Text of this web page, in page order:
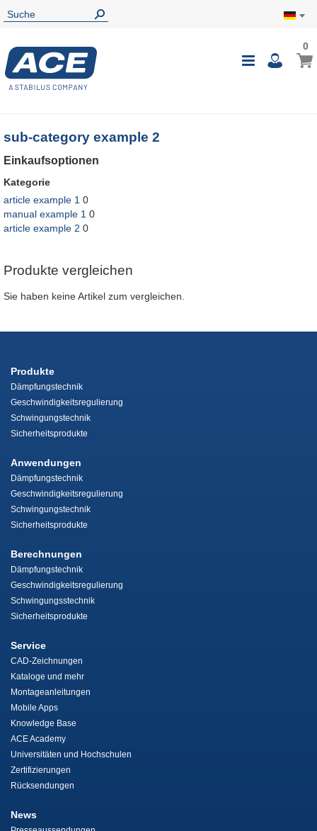
00
sub-category example 2
Einkaufsoptionen
Kategorie
article example 1 0
manual example 1 0
article example 2 0
Produkte vergleichen
Sie haben keine Artikel zum vergleichen.
Produkte
Dämpfungstechnik
Geschwindigkeitsregulierung
Schwingungstechnik
Sicherheitsprodukte
Anwendungen
Dämpfungstechnik
Geschwindigkeitsregulierung
Schwingungstechnik
Sicherheitsprodukte
Berechnungen
Dämpfungstechnik
Geschwindigkeitsregulierung
Schwingungsstechnik
Sicherheitsprodukte
Service
CAD-Zeichnungen
Kataloge und mehr
Montageanleitungen
Mobile Apps
Knowledge Base
ACE Academy
Universitäten und Hochschulen
Zertifizierungen
Rücksendungen
News